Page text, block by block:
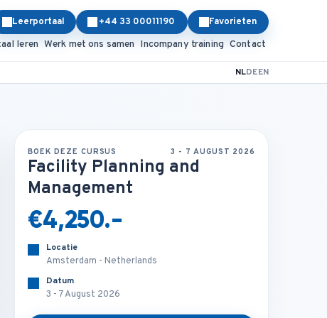
Leerportaal +44 33 00011190 Favorieten
leren Werk met ons samen Incompany training Contact
NLDEEN
BOEK DEZE CURSUS 3 - 7 AUGUST 2026
Facility Planning and
Management
€4,250.-
Locatie
Amsterdam - Netherlands
Datum
3 - 7 August 2026